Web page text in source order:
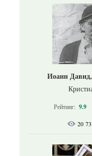
Иоанн
Рейтинг: 9.9
20